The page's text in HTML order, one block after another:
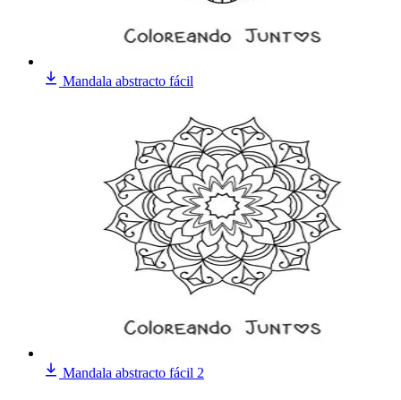
Mandala abstracto fácil
Mandala abstracto fácil 2